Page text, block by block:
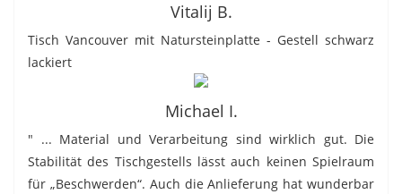
Vitalij B.
Tisch Vancouver mit Natursteinplatte - Gestell schwarz
lackiert
Michael I.
" ... Material und Verarbeitung sind wirklich gut. Die
Stabilität des Tischgestells lässt auch keinen Spielraum
für „Beschwerden“. Auch die Anlieferung hat wunderbar